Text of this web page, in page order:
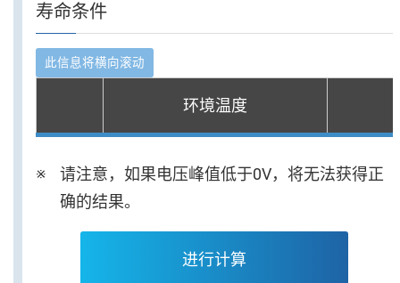
寿命条件
环境温度
请注意，如果电压峰值低于0V，将无法获得正
确的结果。
进行计算